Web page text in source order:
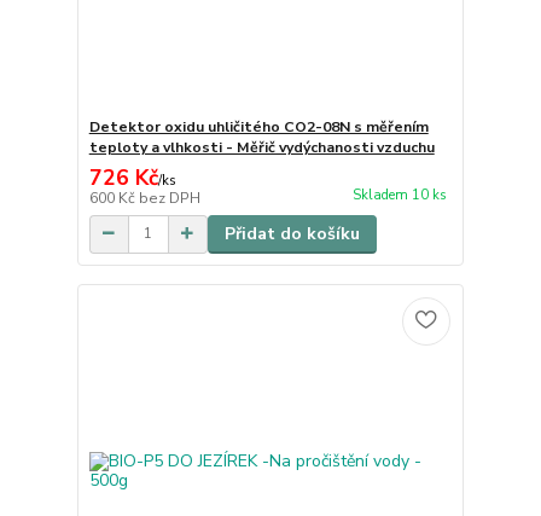
Detektor oxidu uhličitého CO2-08N s měřením
teploty a vlhkosti - Měřič vydýchanosti vzduchu
726 Kč/ks
600 Kč bez DPH Skladem 10 ks
Přidat do košíku